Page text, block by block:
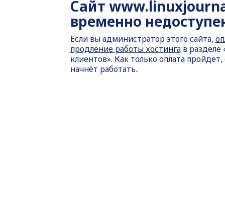
Сайт
временно
Если вы администратор этого сайта,
продление работы хостингав разделе
клиентов». Как только оплата пройдет,
начнёт работать.